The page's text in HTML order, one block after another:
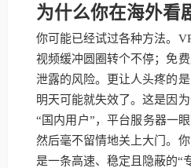
为什么你在海外看
你可能已经试过各种方法。
视频缓冲圆圈转个不停；免
泄露的风险。更让人头疼的
明天可能就失效了。这是因
“国内用户”，平台服务器一
然后毫不留情地关上大门。
是一条高速、稳定且隐蔽的“